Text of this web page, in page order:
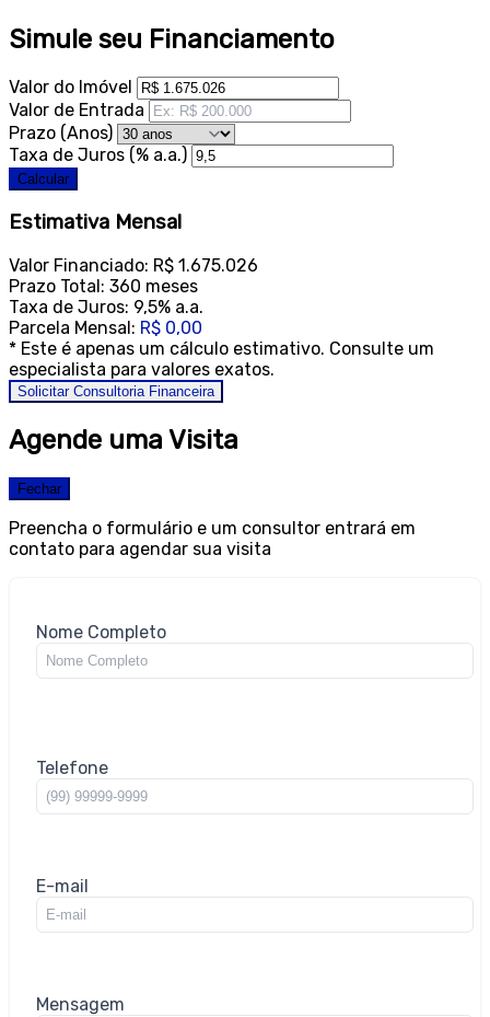
Simule seu Financiamento
Valor do Imóvel
Valor de Entrada
Prazo (Anos)
Taxa de Juros (% a.a.)
Calcular
Estimativa Mensal
Valor Financiado: R$ 1.675.026
Prazo Total: 360 meses
Taxa de Juros: 9,5% a.a.
Parcela Mensal: R$ 0,00
* Este é apenas um cálculo estimativo. Consulte um
especialista para valores exatos.
Solicitar Consultoria Financeira
Agende uma Visita
Fechar
Preencha o formulário e um consultor entrará em
contato para agendar sua visita
Nome Completo
Telefone
E-mail
Mensagem